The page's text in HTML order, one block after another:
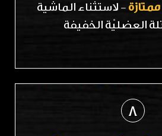
- لاستثناء الماشية
العضليّة الخفيفة
8